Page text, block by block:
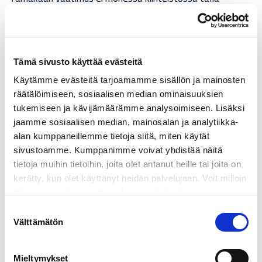
Tämä sivusto käyttää evästeitä
Käytämme evästeitä tarjoamamme sisällön ja mainosten
räätälöimiseen, sosiaalisen median ominaisuuksien
tukemiseen ja kävijämäärämme analysoimiseen. Lisäksi
jaamme sosiaalisen median, mainosalan ja analytiikka-
alan kumppaneillemme tietoja siitä, miten käytät
sivustoamme. Kumppanimme voivat yhdistää näitä
tietoja muihin tietoihin, joita olet antanut heille tai joita on
kerätty, kun olet käyttänyt heidän palvelujaan. Voit milloin
valinta
Välttämätön
Mieltymykset
Kiinteistönomistajille alkaakin tulla kiire, jos
vuoden aikana.Suomessa automaatiohankkeiden
toteuttajia on rajallinen määrä, joten edessä saattaa olla
asennusruuhkaa.
Onneksi laissa mainitaan kuitenkin palvelut. Kaikkea älyä ei
ole pakko asentaa, vaan ratkaisuja on mahdollista hankkia
asiantuntijapalveluna.Näin kiinteistön päivittäminen
älykiinteistöksi onnistuu nopeasti ja pienemmällä
investoinnilla. Myöspilvipalvelutjatekoälytuovat
uudenlaisia mahdollisuuksia tiedonhallintaan.
Onko parempi noudattaa
vähimmäisvaatimuksia vai olla
vihreämpi kuin laki vaatii?